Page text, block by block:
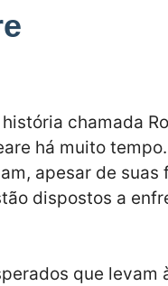
chamada
há muito
apesar de suas
dispostos a
que levam